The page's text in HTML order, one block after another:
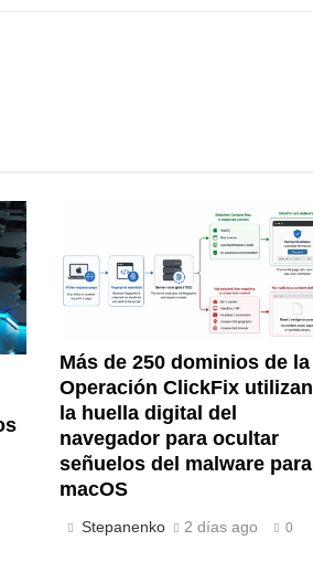
Más de 250 dominios de la
Operación ClickFix utilizan
la huella digital del
navegador para ocultar
señuelos del malware para
macOS
Stepanenko 2 días ago 0